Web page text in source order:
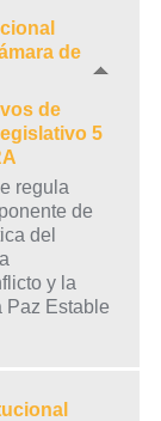
de
de
5
regula
de
del
y la
Paz Estable